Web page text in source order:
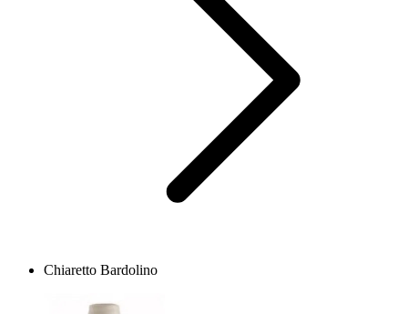
Chiaretto Bardolino